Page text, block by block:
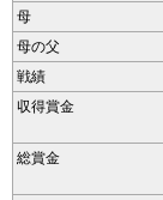
母
母の父
戦績
収得賞金
総賞金